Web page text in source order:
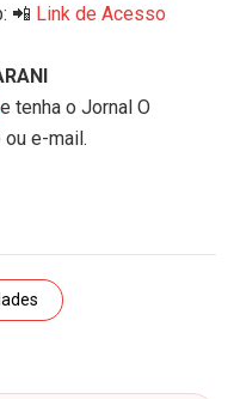
📲 Link de Acesso
e tenha o Jornal O
ou e-mail.